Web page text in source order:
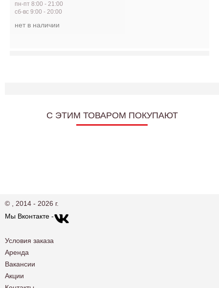
пн-пт 8:00 - 21:00
сб-вс 9:00 - 20:00
нет в наличии
C ЭТИМ ТОВАРОМ ПОКУПАЮТ
© , 2014 - 2026 г.
Мы Вконтакте -
Условия заказа
Аренда
Вакансии
Акции